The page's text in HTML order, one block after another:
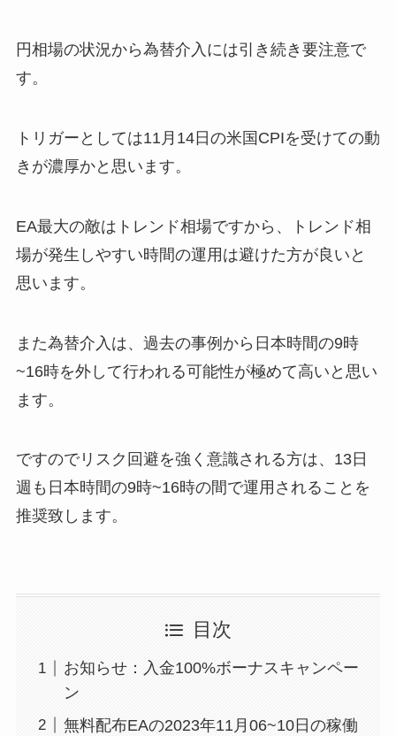
円相場の状況から為替介入には引き続き要注意で
す。
トリガーとしては11月14日の米国CPIを受けての動
きが濃厚かと思います。
EA最大の敵はトレンド相場ですから、トレンド相
場が発生しやすい時間の運用は避けた方が良いと
思います。
また為替介入は、過去の事例から日本時間の9時
~16時を外して行われる可能性が極めて高いと思い
ます。
ですのでリスク回避を強く意識される方は、13日
週も日本時間の9時~16時の間で運用されることを
推奨致します。
目次
お知らせ：入金100%ボーナスキャンペー
ン
無料配布EAの2023年11月06~10日の稼働